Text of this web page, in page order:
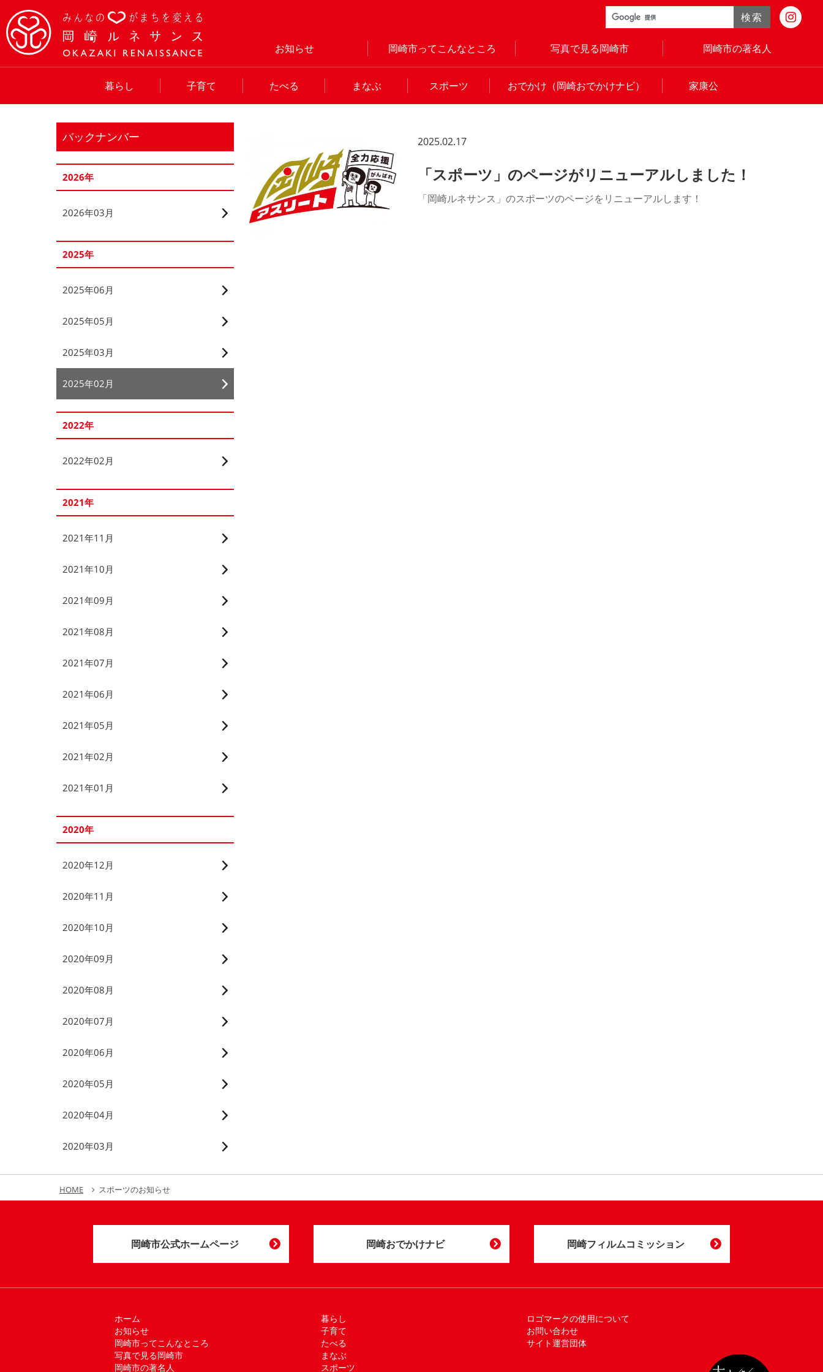
検索
お知らせ 岡崎市ってこんなところ 写真で見る岡崎市 岡崎市の著名人
暮らし 子育て たべる まなぶ スポーツ おでかけ（岡崎おでかけナビ） 家康公
2025.02.17
「スポーツ」のページがリニューアルしました！
「岡崎ルネサンス」のスポーツのページをリニューアルします！
バックナンバー
2026年
2026年03月
2025年
2025年06月
2025年05月
2025年03月
2025年02月
2022年
2022年02月
2021年
2021年11月
2021年10月
2021年09月
2021年08月
2021年07月
2021年06月
2021年05月
2021年02月
2021年01月
2020年
2020年12月
2020年11月
2020年10月
2020年09月
2020年08月
2020年07月
2020年06月
2020年05月
2020年04月
2020年03月
HOME スポーツのお知らせ
岡崎市公式ホームページ 岡崎おでかけナビ 岡崎フィルムコミッション
ホーム
お知らせ
岡崎市ってこんなところ
写真で見る岡崎市
岡崎市の著名人
暮らし
子育て
たべる
まなぶ
スポーツ
ロゴマークの使用について
お問い合わせ
サイト運営団体